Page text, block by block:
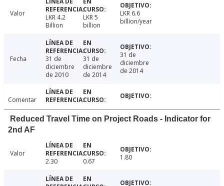
Valor
LKR 4.2
Billion
LKR 5
billion
LKR 6.6
billion/year
Fecha
31 de
diciembre
de 2010
31 de
diciembre
de 2014
31 de
diciembre
de 2014
Comentar
Reduced Travel Time on Project Roads - Indicator for
2nd AF
Valor
2.30
0.67 1.80